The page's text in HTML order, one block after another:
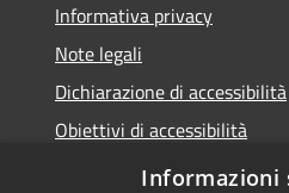
Informativa privacy
Note legali
Dichiarazione di accessibilità
Obiettivi di accessibilità
Storico Deliberazioni
Informazioni